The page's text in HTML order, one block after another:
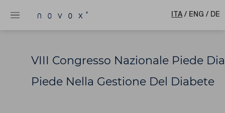
ITA/ ENG / DE
VIII Congresso Nazionale Piede
Piede Nella Gestione Del Diabete